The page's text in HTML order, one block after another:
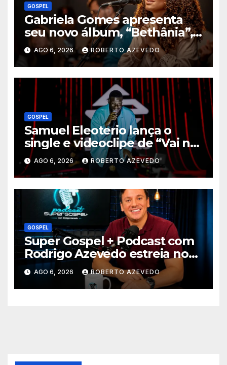
GOSPEL
Gabriela Gomes apresenta
seu novo álbum, “Bethânia”,
e o clipe de “Manso e
Humilde”, com a participação
de Jessé Perão
AGO 6, 2026 ROBERTO AZEVEDO
GOSPEL
Samuel Eleoterio lança o
single e videoclipe de “Vai na
Marcha”
AGO 6, 2026 ROBERTO AZEVEDO
GOSPEL
Super Gospel + Podcast com
Rodrigo Azevedo estreia nova
temporada e reúne grandes
nomes da música gospel
brasileira
AGO 6, 2026 ROBERTO AZEVEDO